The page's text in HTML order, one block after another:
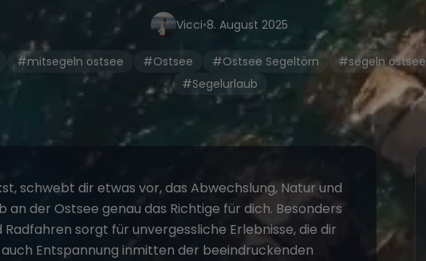
Vicci•8. August 2025
#mitsegeln ostsee #Ostsee #Ostsee Segeltörn #segeln ostsee
#Segelurlaub
schwebt dir etwas vor, das Abwechslung, Natur und
an der Ostsee genau das Richtige für dich. Besonders
sorgt für unvergessliche Erlebnisse, die dir
Entspannung inmitten der beeindruckenden